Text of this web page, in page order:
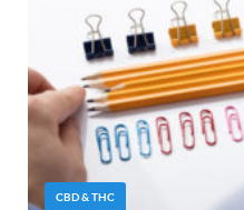
CBD & THC